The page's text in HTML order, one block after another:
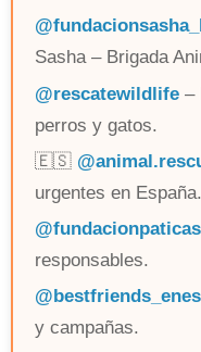
Sasha – Brigada
@rescatewildlife –
perros y gatos.
🇪🇸
urgentes en España.
responsables.
y campañas.